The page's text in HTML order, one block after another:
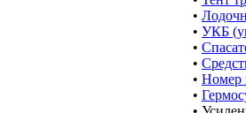
•
• УКБ
•
•
• Номер
•